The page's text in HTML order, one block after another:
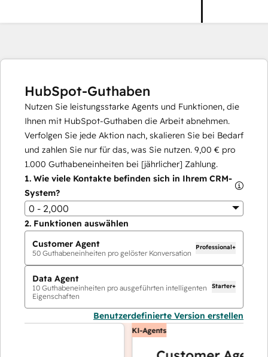
HubSpot-Guthaben
Nutzen Sie leistungsstarke Agents und Funktionen, die
Ihnen mit HubSpot-Guthaben die Arbeit abnehmen.
Verfolgen Sie jede Aktion nach, skalieren Sie bei Bedarf
und zahlen Sie nur für das, was Sie nutzen. 9,00 € pro
1.000 Guthabeneinheiten bei [jährlicher] Zahlung.
1. Wie viele Kontakte befinden sich in Ihrem CRM-
System?
0 - 2,000
2. Funktionen auswählen
Customer Agent
50 Guthabeneinheiten pro gelöster Konversation
Professional+
Data Agent
10 Guthabeneinheiten pro ausgeführten intelligenten
Eigenschaften
Starter+
Benutzerdefinierte Version erstellen
KI-Agents